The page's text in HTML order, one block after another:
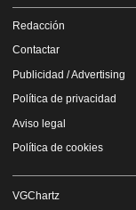
Redacción
Contactar
Publicidad / Advertising
Política de privacidad
Aviso legal
Política de cookies
VGChartz